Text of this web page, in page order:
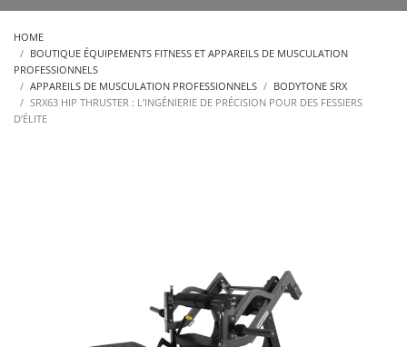
HOME
BOUTIQUE ÉQUIPEMENTS FITNESS ET APPAREILS DE MUSCULATION
PROFESSIONNELS
APPAREILS DE MUSCULATION PROFESSIONNELS
BODYTONE SRX
SRX63 HIP THRUSTER : L’INGÉNIERIE DE PRÉCISION POUR DES FESSIERS
D’ÉLITE